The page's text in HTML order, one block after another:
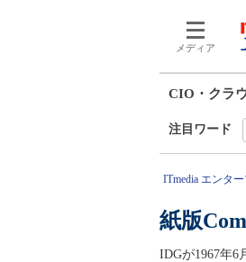
メディア
CIO・クラ
注目ワード
ITmedia エンタ
紙版
IDGが1967年6